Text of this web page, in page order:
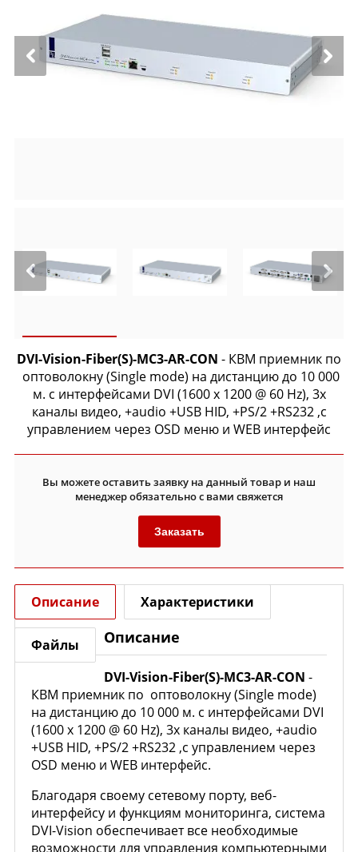
DVI-Vision-Fiber(S)-MC3-AR-CON - КВМ приемник по
оптоволокну (Single mode) на дистанцию до 10 000
м. с интерфейсами DVI (1600 x 1200 @ 60 Hz), 3x
каналы видео, +audio +USB HID, +PS/2 +RS232 ,c
управлением через OSD меню и WEB интерфейс
Вы можете оставить заявку на данный товар и наш
менеджер обязательно с вами свяжется
Заказать
Описание Характеристики
Файлы Описание
DVI-Vision-Fiber(S)-MC3-AR-CON -
КВМ приемник по оптоволокну (Single mode)
на дистанцию до 10 000 м. с интерфейсами DVI
(1600 x 1200 @ 60 Hz), 3x каналы видео, +audio
+USB HID, +PS/2 +RS232 ,c управлением через
OSD меню и WEB интерфейс.
Благодаря своему сетевому порту, веб-
интерфейсу и функциям мониторинга, система
DVI-Vision обеспечивает все необходимые
возможности для управления компьютерными